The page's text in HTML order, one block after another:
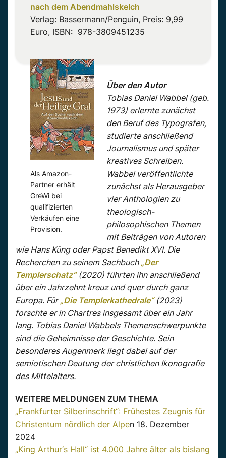
nach dem Abendmahlskelch
Verlag: Bassermann/Penguin, Preis: 9,99
Euro, ISBN: ‎ 978-3809451235
Als Amazon-
Partner erhält
GreWi bei
qualifizierten
Verkäufen eine
Provision.
Über den Autor
Tobias Daniel Wabbel (geb.
1973) erlernte zunächst
den Beruf des Typografen,
studierte anschließend
Journalismus und später
kreatives Schreiben.
Wabbel veröffentlichte
zunächst als Herausgeber
vier Anthologien zu
theologisch-
philosophischen Themen
mit Beiträgen von Autoren
wie Hans Küng oder Papst Benedikt XVI. Die
Recherchen zu seinem Sachbuch „Der
Templerschatz“(2020) führten ihn anschließend
über ein Jahrzehnt kreuz und quer durch ganz
Europa. Für„Die Templerkathedrale“(2023)
forschte er in Chartres insgesamt über ein Jahr
lang. Tobias Daniel Wabbels Themenschwerpunkte
sind die Geheimnisse der Geschichte. Sein
besonderes Augenmerk liegt dabei auf der
semiotischen Deutung der christlichen Ikonografie
des Mittelalters.
WEITERE MELDUNGEN ZUM THEMA
„Frankfurter Silberinschrift“: Frühestes Zeugnis für
Christentum nördlich der Alpen 18. Dezember
2024
„King Arthur‘s Hall“ ist 4.000 Jahre älter als bislang